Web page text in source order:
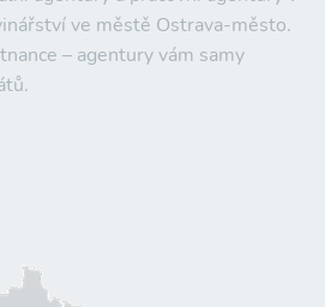
ve městě Ostrava-město.
– agentury vám samy